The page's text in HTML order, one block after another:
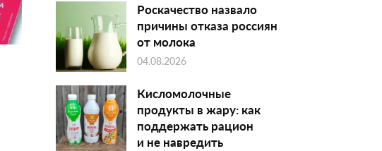
Роскачество назвало
причины отказа россиян
от молока
04.08.2026
Кисломолочные
продукты в жару: как
поддержать рацион
и не навредить